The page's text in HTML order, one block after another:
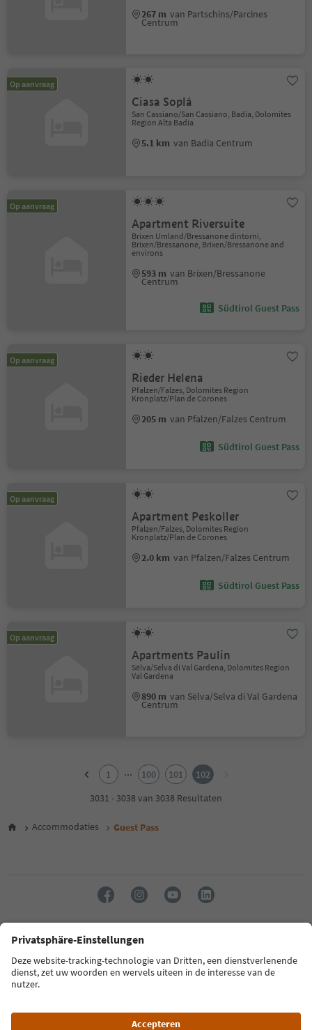
267 m van Partschins/Parcines
Centrum
Op aanvraag
Ciasa Soplá
San Cassiano/San Cassiano, Badia, Dolomites
Region Alta Badia
5.1 km van Badia Centrum
Op aanvraag
Apartment Riversuite
Brixen Umland/Bressanone dintorni,
Brixen/Bressanone, Brixen/Bressanone and
environs
593 m van Brixen/Bressanone
Centrum
Südtirol Guest Pass
Op aanvraag
Rieder Helena
Pfalzen/Falzes, Dolomites Region
Kronplatz/Plan de Corones
205 m van Pfalzen/Falzes Centrum
Südtirol Guest Pass
Op aanvraag
Apartment Peskoller
Pfalzen/Falzes, Dolomites Region
Kronplatz/Plan de Corones
2.0 km van Pfalzen/Falzes Centrum
Südtirol Guest Pass
Op aanvraag
Apartments Paulin
Sëlva/Selva di Val Gardena, Dolomites Region
Val Gardena
890 m van Sëlva/Selva di Val Gardena
Centrum
6
13
14
16
17
18
20
1 ... 100 101
102
3031 - 3038 van 3038 Resultaten
Accommodaties Guest Pass
Taal: Nederlands
FAQ Contactgegevens Pers MICE
Privacybeleid
Toegankelijkheid